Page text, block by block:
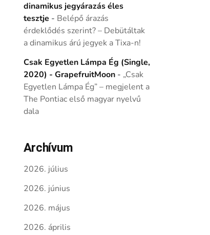
dinamikus jegyárazás éles
tesztje - Belépő árazás
érdeklődés szerint? – Debütáltak
a dinamikus árú jegyek a Tixa-n!
Csak Egyetlen Lámpa Ég (Single,
2020) - GrapefruitMoon- „Csak
Egyetlen Lámpa Ég” – megjelent a
The Pontiac első magyar nyelvű
dala
Archívum
2026. július
2026. június
2026. május
2026. április